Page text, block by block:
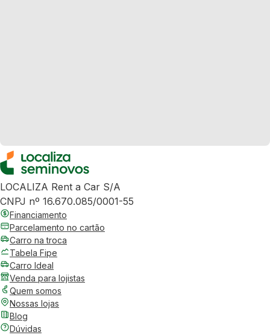
LOCALIZA Rent a Car S/A
CNPJ nº 16.670.085/0001-55
Financiamento
Parcelamento no cartão
Carro na troca
Tabela Fipe
Carro Ideal
Venda para lojistas
Quem somos
Nossas lojas
Blog
Dúvidas